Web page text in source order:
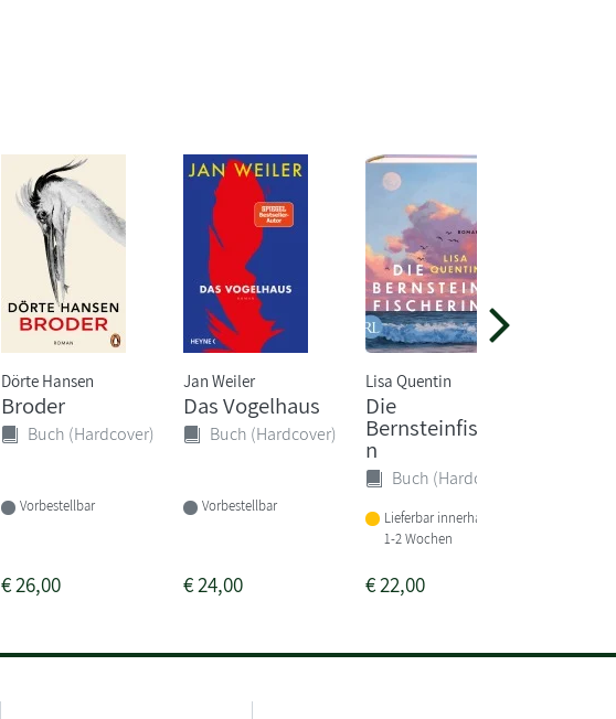
Dörte Hansen
Broder
Buch (Hardcover)
Vorbestellbar
€26,00
Jan Weiler
Das Vogelhaus
Buch (Hardcover)
Vorbestellbar
€24,00
Lisa Quentin
Die
Bernsteinfischeri
n
Buch (Hardcover)
Lieferbar innerhalb von
1-2 Wochen
€22,00